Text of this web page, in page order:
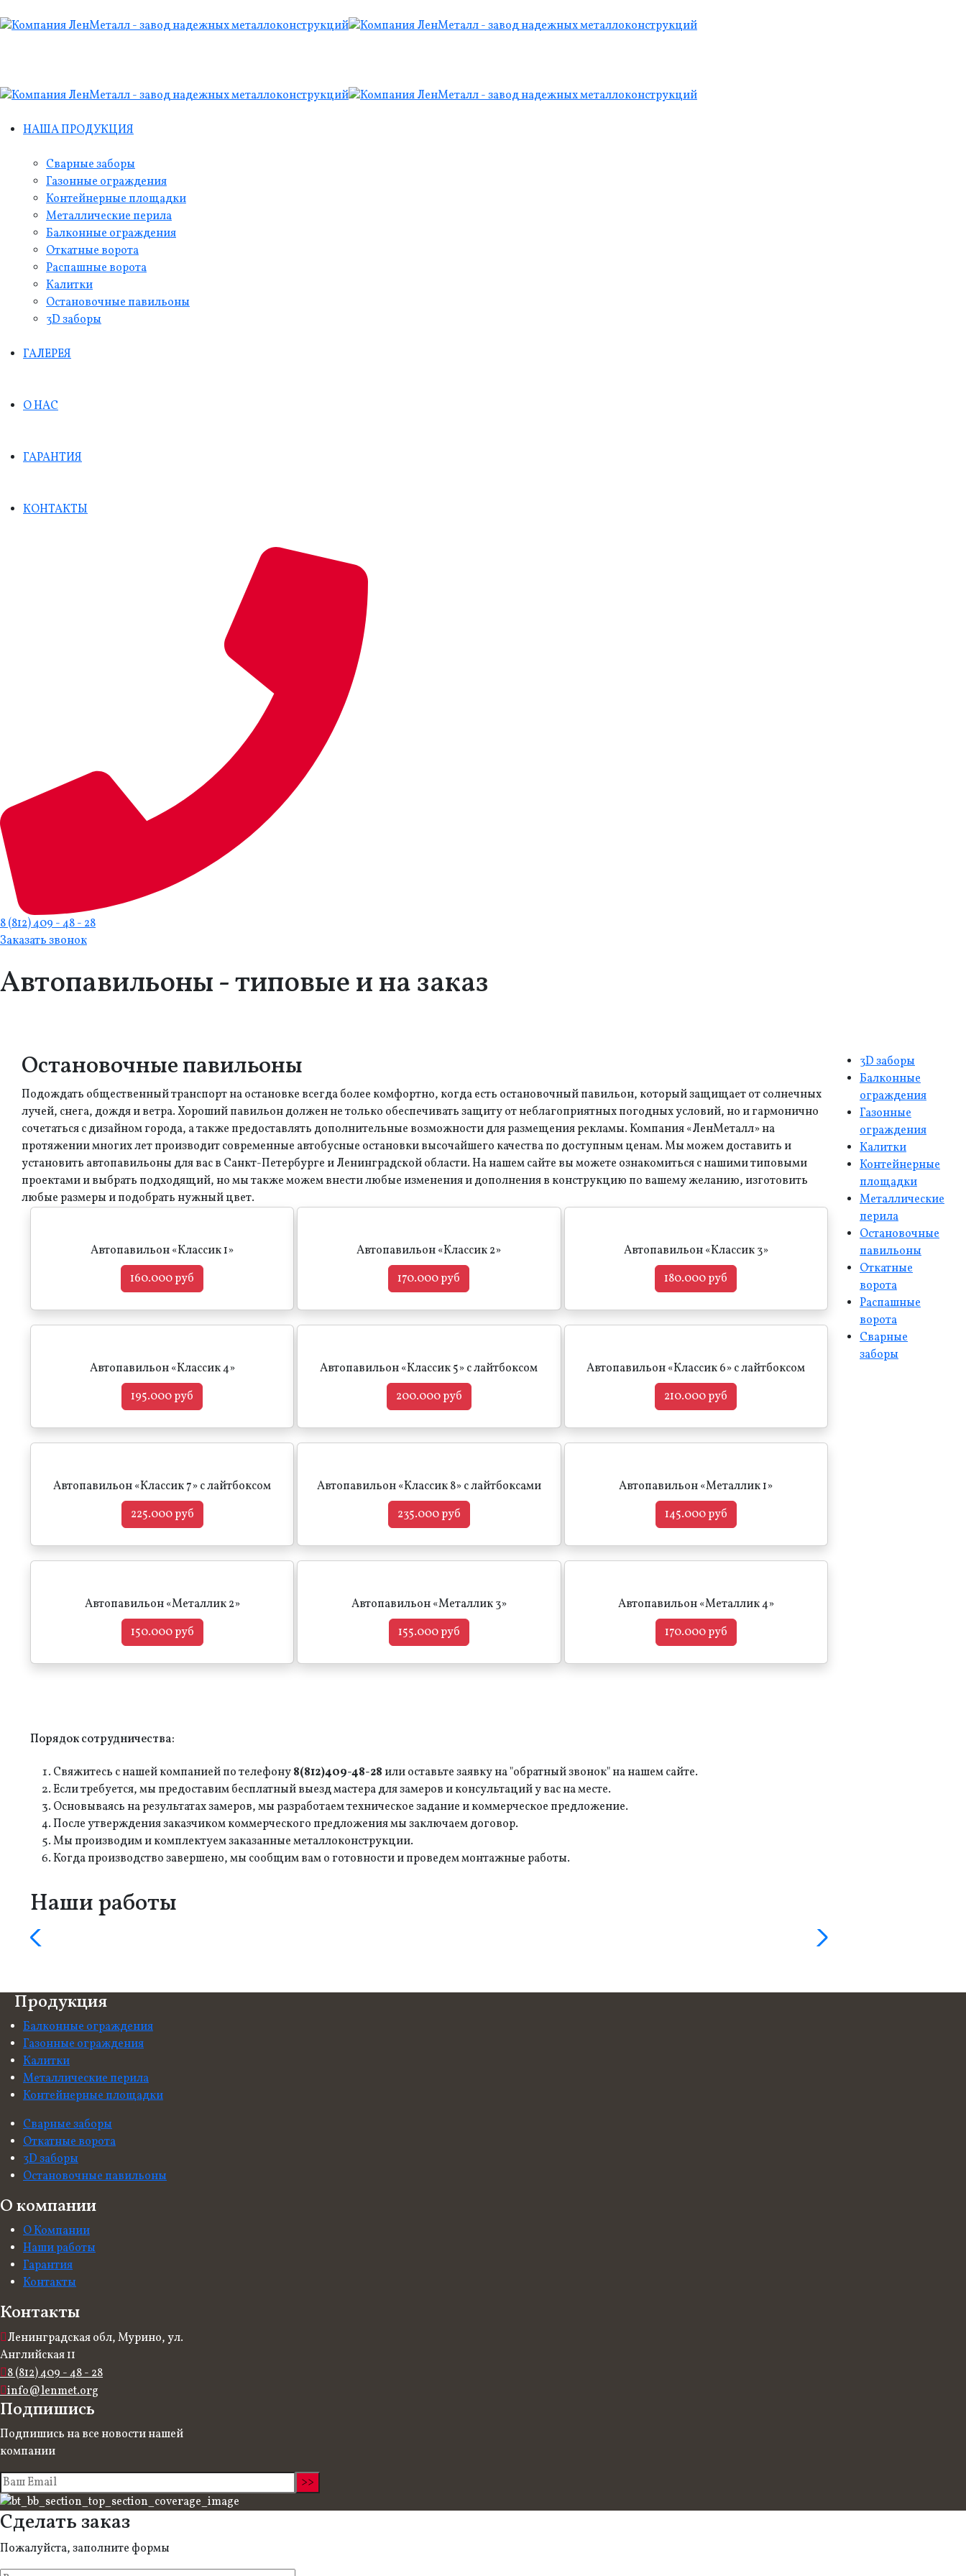
НАША ПРОДУКЦИЯ
Сварные заборы
Газонные ограждения
Контейнерные площадки
Металлические перила
Балконные ограждения
Откатные ворота
Распашные ворота
Калитки
Остановочные павильоны
3D заборы
ГАЛЕРЕЯ
О НАС
ГАРАНТИЯ
КОНТАКТЫ
8 (812) 409 - 48 - 28
Заказать звонок
Автопавильоны - типовые и на заказ
Остановочные павильоны
Подождать общественный транспорт на остановке всегда более комфортно, когда есть остановочный павильон, который защищает от солнечных
лучей, снега, дождя и ветра. Хороший павильон должен не только обеспечивать защиту от неблагоприятных погодных условий, но и гармонично
сочетаться с дизайном города, а также предоставлять дополнительные возможности для размещения рекламы. Компания «ЛенМеталл» на
протяжении многих лет производит современные автобусные остановки высочайшего качества по доступным ценам. Мы можем доставить и
установить автопавильоны для вас в Санкт-Петербурге и Ленинградской области. На нашем сайте вы можете ознакомиться с нашими типовыми
проектами и выбрать подходящий, но мы также можем внести любые изменения и дополнения в конструкцию по вашему желанию, изготовить
любые размеры и подобрать нужный цвет.
Автопавильон «Классик 1»
160.000 руб
Автопавильон «Классик 2»
170.000 руб
Автопавильон «Классик 3»
180.000 руб
Автопавильон «Классик 4»
195.000 руб
Автопавильон «Классик 5» с лайтбоксом
200.000 руб
Автопавильон «Классик 6» с лайтбоксом
210.000 руб
Автопавильон «Классик 7» с лайтбоксом
225.000 руб
Автопавильон «Классик 8» с лайтбоксами
235.000 руб
Автопавильон «Металлик 1»
145.000 руб
Автопавильон «Металлик 2»
150.000 руб
Автопавильон «Металлик 3»
155.000 руб
Автопавильон «Металлик 4»
170.000 руб
Порядок сотрудничества:
Свяжитесь с нашей компанией по телефону8(812)409-48-28 или оставьте заявку на "обратный звонок" на нашем сайте.
Если требуется, мы предоставим бесплатный выезд мастера для замеров и консультаций у вас на месте.
Основываясь на результатах замеров, мы разработаем техническое задание и коммерческое предложение.
После утверждения заказчиком коммерческого предложения мы заключаем договор.
Мы производим и комплектуем заказанные металлоконструкции.
Когда производство завершено, мы сообщим вам о готовности и проведем монтажные работы.
Наши работы
3D заборы
Балконные
ограждения
Газонные
ограждения
Калитки
Контейнерные
площадки
Металлические
перила
Остановочные
павильоны
Откатные
ворота
Распашные
ворота
Сварные
заборы
Продукция
Балконные ограждения
Газонные ограждения
Калитки
Металлические перила
Контейнерные площадки
Сварные заборы
Откатные ворота
3D заборы
Остановочные павильоны
О компании
О Компании
Наши работы
Гарантия
Контакты
Контакты
Ленинградская обл, Мурино, ул.
Английская 11
8 (812) 409 - 48 - 28
info@lenmet.org
Подпишись
Подпишись на все новости нашей
компании
Сделать заказ
Пожалуйста, заполните формы